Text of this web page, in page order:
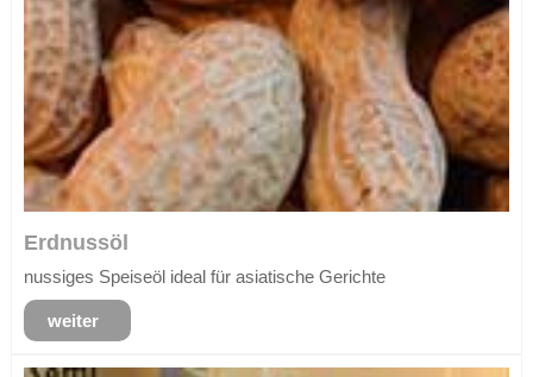
Erdnussöl
nussiges Speiseöl ideal für asiatische Gerichte
weiter